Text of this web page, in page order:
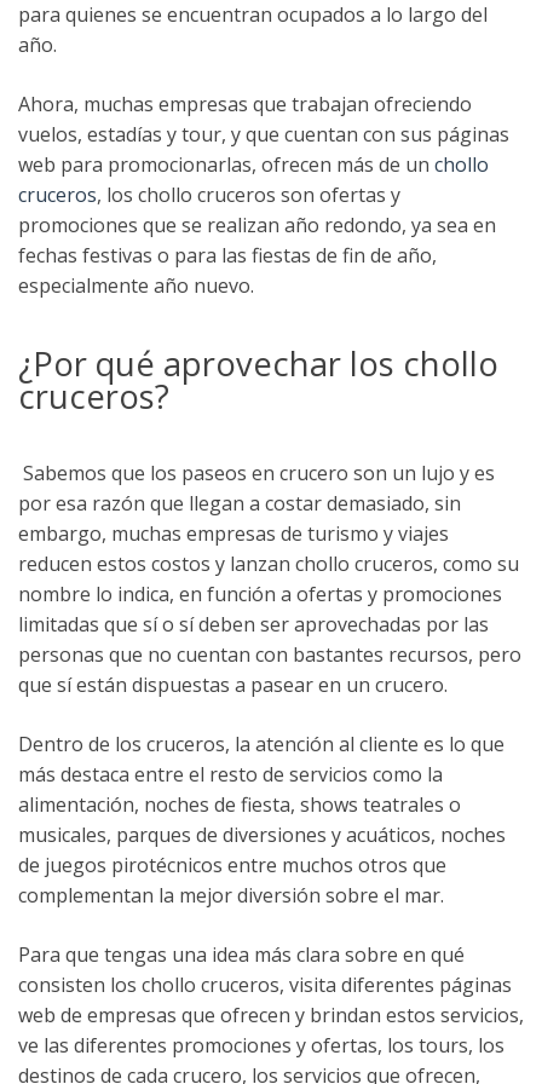
para quienes se encuentran ocupados a lo largo del
año.
Ahora, muchas empresas que trabajan ofreciendo
vuelos, estadías y tour, y que cuentan con sus páginas
web para promocionarlas, ofrecen más de un chollo
cruceros, los chollo cruceros son ofertas y
promociones que se realizan año redondo, ya sea en
fechas festivas o para las fiestas de fin de año,
especialmente año nuevo.
¿Por qué aprovechar los chollo
cruceros?
Sabemos que los paseos en crucero son un lujo y es
por esa razón que llegan a costar demasiado, sin
embargo, muchas empresas de turismo y viajes
reducen estos costos y lanzan chollo cruceros, como su
nombre lo indica, en función a ofertas y promociones
limitadas que sí o sí deben ser aprovechadas por las
personas que no cuentan con bastantes recursos, pero
que sí están dispuestas a pasear en un crucero.
Dentro de los cruceros, la atención al cliente es lo que
más destaca entre el resto de servicios como la
alimentación, noches de fiesta, shows teatrales o
musicales, parques de diversiones y acuáticos, noches
de juegos pirotécnicos entre muchos otros que
complementan la mejor diversión sobre el mar.
Para que tengas una idea más clara sobre en qué
consisten los chollo cruceros, visita diferentes páginas
web de empresas que ofrecen y brindan estos servicios,
ve las diferentes promociones y ofertas, los tours, los
destinos de cada crucero, los servicios que ofrecen,